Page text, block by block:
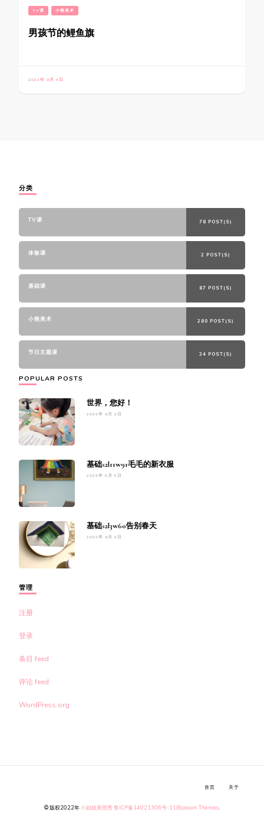
TV课 小熊美术
男孩节的鲤鱼旗
2022年 9月 4日
分类
TV课 78 POST(S)
体验课 2 POST(S)
基础课 87 POST(S)
小熊美术 280 POST(S)
节日主题课 34 POST(S)
POPULAR POSTS
世界，您好！
2022年 9月 2日
基础s2l11w91毛毛的新衣服
2023年 5月 5日
基础s2l3w60告别春天
2022年 9月 2日
管理
注册
登录
条目 feed
评论 feed
WordPress.org
© 版权2022年小姐姐美照秀鲁ICP备14021306号-11Blossom Themes.
首页 关于